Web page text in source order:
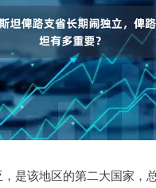
是该地区的第二大国家，